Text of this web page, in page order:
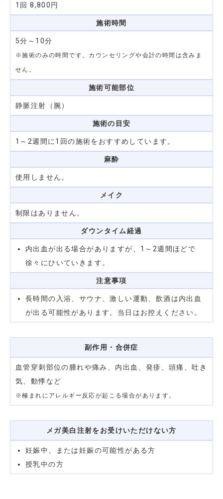
1回 8,800円
施術時間
5分～10分
※施術のみの時間です。カウンセリングや会計の時間は含みま
せん。
施術可能部位
静脈注射（腕）
施術の目安
1～2週間に1回の施術をおすすめしています。
麻酔
使用しません。
メイク
制限はありません。
ダウンタイム経過
内出血が出る場合がありますが、1～2週間ほどで
徐々にひいていきます。
注意事項
長時間の入浴、サウナ、激しい運動、飲酒は内出血
が出る可能性があります。当日はお控えください。
副作用・合併症
血管穿刺部位の腫れや痛み、内出血、発疹、頭痛、吐き
気、動悸など
※極まれにアレルギー反応が起こる場合があります。
メガ美白注射をお受けいただけない方
妊娠中、または妊娠の可能性がある方
授乳中の方